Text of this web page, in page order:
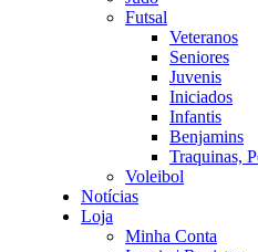
Futsal
Veteranos
Seniores
Juvenis
Iniciados
Infantis
Benjamins
Traquinas,
Voleibol
Notícias
Loja
Minha Conta